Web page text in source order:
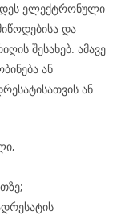
ელექტრონული
და
შესახებ. ამავე
ან
ან